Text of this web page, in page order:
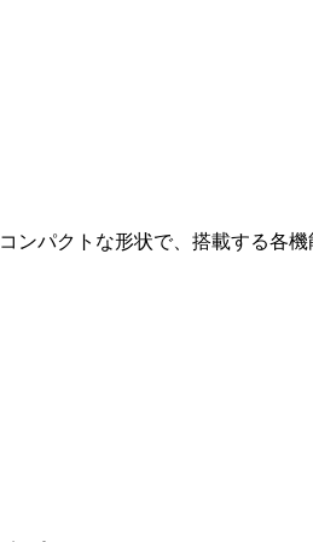
コンパクトな形状で、搭載する各